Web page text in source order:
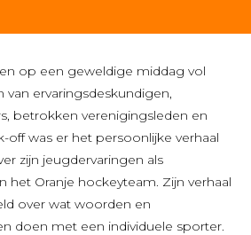
op een geweldige middag vol
van ervaringsdeskundigen,
betrokken verenigingsleden en
off was er het persoonlijke verhaal
zijn jeugdervaringen als
het Oranje hockeyteam. Zijn verhaal
over wat woorden en
doen met een individuele sporter.